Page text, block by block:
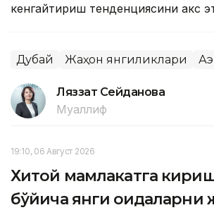
кенгайтириш тенденциясини акс
Дубай Жаҳон янгиликлари
Ляззат Сейданова
Муаллиф
19:10, 06 Август 2026
Хитой мамлакатга
бўйича янги қоидаларни